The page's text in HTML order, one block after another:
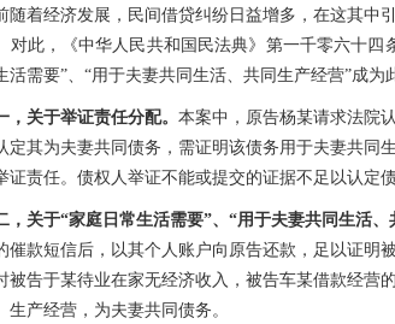
随着经济发展，民间借贷纠纷日益增多，在这其
对此，《中华人民共和国民法典》第一千零六十
活需要”、“用于夫妻共同生活、共同生产经营”成为
，关于举证责任分配。 本案中，原告杨某请求法院
定其为夫妻共同债务，需证明该债务用于夫妻共同
证责任。债权人举证不能或提交的证据不足以认定
，关于“家庭日常生活需要”、“用于夫妻共同生活、
催款短信后，以其个人账户向原告还款，足以证明
被告于某待业在家无经济收入，被告车某借款经营
生产经营，为夫妻共同债务。